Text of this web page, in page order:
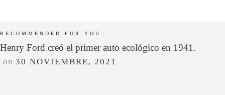
RECOMMENDED FOR YOU
Henry Ford creó el primer auto ecológico en 1941.
on 30 NOVIEMBRE, 2021